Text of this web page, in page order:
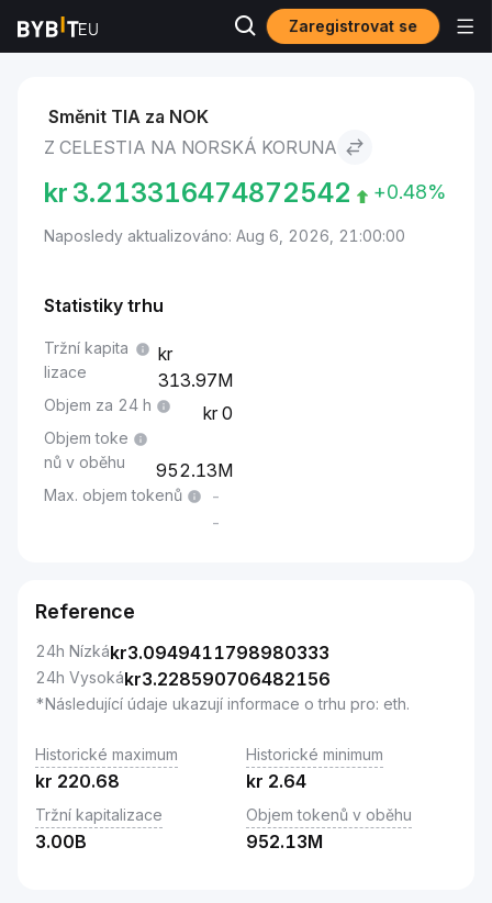
Zaregistrovat se
Trhy Cena Celestia TIA Celestia to Norská koruna
Směnit TIA za NOK
Z CELESTIA NA NORSKÁ KORUNA
kr 3.213316474872542 +0.48%
Naposledy aktualizováno: Aug 6, 2026, 21:00:00
Statistiky trhu
Tržní kapita
lizace
313.97M
Objem za 24 h 0
Objem toke
nů v oběhu
952.13M
Max. objem tokenů
-
-
Reference
24h Nízkákr3.0949411798980333
24h Vysokákr3.228590706482156
*Následující údaje ukazují informace o trhu pro: eth.
Historické maximum
kr 220.68
Historické minimum
kr 2.64
Tržní kapitalizace
3.00B
Objem tokenů v oběhu
952.13M